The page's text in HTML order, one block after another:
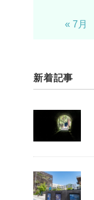
« 7月
新着記事